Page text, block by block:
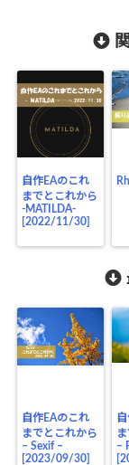
自作EAのこれ
までとこれから
-MATILDA-
[2022/11/30]
自作EAのこれ
までとこれから
– Sexif –
[2023/09/30]
–